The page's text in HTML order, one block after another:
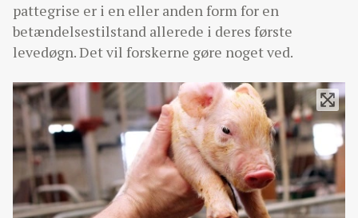
pattegrise er i en eller anden form for en
betændelsestilstand allerede i deres første
levedøgn. Det vil forskerne gøre noget ved.